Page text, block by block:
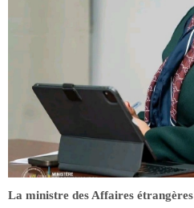
La ministre des Affaires